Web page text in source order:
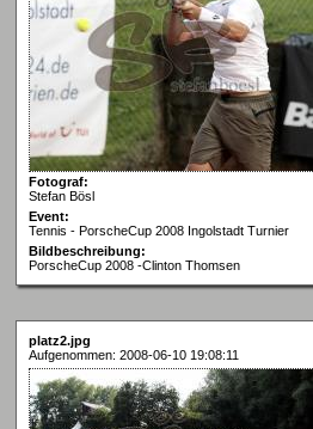
Fotograf:
Stefan Bösl
Event:
Tennis - PorscheCup 2008 Ingolstadt Turnier
Bildbeschreibung:
PorscheCup 2008 -Clinton Thomsen
platz2.jpg
Aufgenommen: 2008-06-10 19:08:11